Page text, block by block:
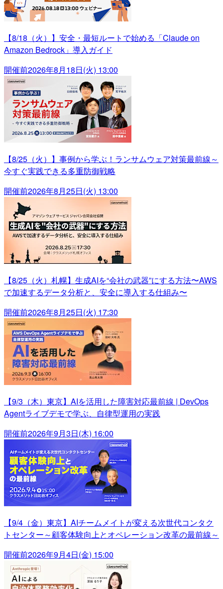
【8/18（火）】安全・最短ルートで始める「Claude on
Amazon Bedrock」導入ガイド
開催前2026年8月18日(火) 13:00
【8/25（火）】事例から学ぶ！ランサムウェア対策最前線～
今すぐ実践できる多重防御戦略
開催前2026年8月25日(火) 13:00
【8/25（火）札幌】生成AIを“会社の武器”にする方法〜AWS
で加速するデータ分析と、安全に導入する仕組み〜
開催前2026年8月25日(火) 17:30
【9/3（木）東京】AIを活用した障害対応最前線 | DevOps
Agentライブデモで学ぶ、自律型運用の実践
開催前2026年9月3日(木) 16:00
【9/4（金）東京】AIチームメイトが変える次世代コンタク
トセンター～顧客体験向上とオペレーション改革の最前線～
開催前2026年9月4日(金) 15:00